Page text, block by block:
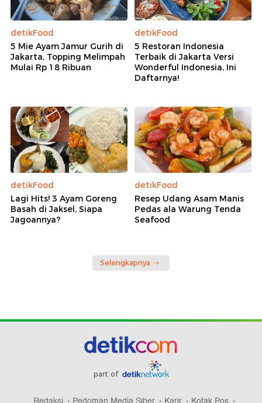
detikFood
5 Mie Ayam Jamur Gurih di
Jakarta, Topping Melimpah
Mulai Rp 18 Ribuan
detikFood
5 Restoran Indonesia
Terbaik di Jakarta Versi
Wonderful Indonesia, Ini
Daftarnya!
detikFood
Lagi Hits! 3 Ayam Goreng
Basah di Jaksel, Siapa
Jagoannya?
detikFood
Resep Udang Asam Manis
Pedas ala Warung Tenda
Seafood
Selengkapnya
part of